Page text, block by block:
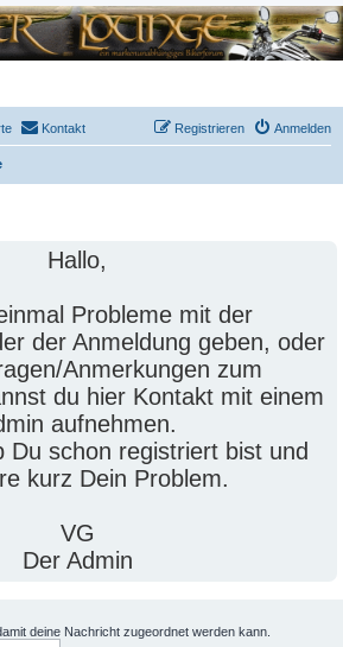
Kontakt Anmelden
Registrieren
Hallo,
Probleme mit der
der Anmeldung geben, oder
Anmerkungen zum
du hier Kontakt mit einem
aufnehmen.
Du schon registriert bist und
kurz Dein Problem.
VG
Der Admin
deine Nachricht zugeordnet werden kann.